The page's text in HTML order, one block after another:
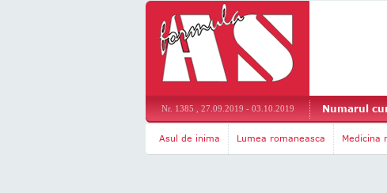
Nr. 1385 , 27.09.2019 - 03.10.2019 Numarul
Asul de inima Lumea romaneasca Medicina